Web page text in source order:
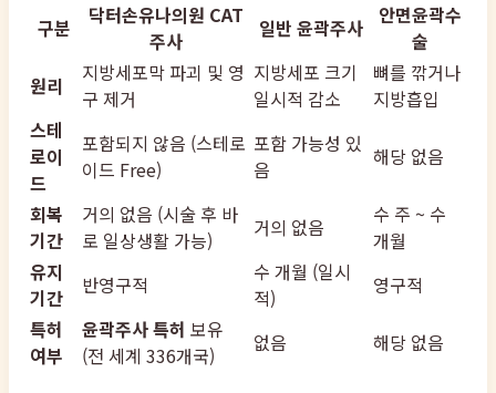
구분
닥터손유나의원 CAT
주사
일반 윤곽주사
안면윤곽수
술
원리
지방세포막 파괴 및 영
구 제거
지방세포 크기
일시적 감소
뼈를 깎거나
지방흡입
스테
로이
드
포함되지 않음 (스테로
이드 Free)
포함 가능성 있
음
해당 없음
회복
기간
거의 없음 (시술 후 바
로 일상생활 가능)
거의 없음
수 주 ~ 수
개월
유지
기간
반영구적
수 개월 (일시
적)
영구적
특허
여부
윤곽주사 특허 보유
(전 세계 336개국)
없음 해당 없음